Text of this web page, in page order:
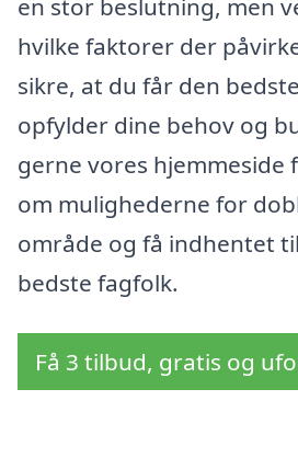
en stor beslutning, men
hvilke faktorer der
sikre, at du får den
opfylder dine behov og
gerne vores
om mulighederne for
område og få indhentet
bedste fagfolk.
Få 3 tilbud, gratis og